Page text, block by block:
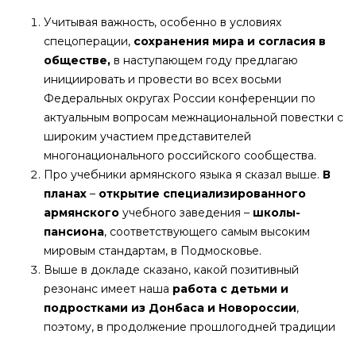
Учитывая важность, особенно в условиях
спецоперации, сохранения мира и согласия в
обществе, в наступающем году предлагаю
инициировать и провести во всех восьми
Федеральных округах России конференции по
актуальным вопросам межнациональной повестки с
широким участием представителей
многонационального российского сообщества.
Про учебники армянского языка я сказал выше. В
планах – открытие специализированного
армянского учебного заведения – школы-
пансиона, соответствующего самым высоким
мировым стандартам, в Подмосковье.
Выше в докладе сказано, какой позитивный
резонанс имеет наша работа с детьми и
подростками из Донбаса и Новороссии,
поэтому, в продолжение прошлогодней традиции